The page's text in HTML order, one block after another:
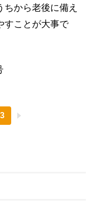
から老後に備え
すことが大事で
3